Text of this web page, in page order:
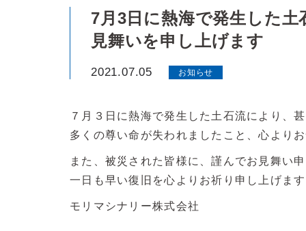
7月3日に熱海で発生した
見舞いを申し上げます
2021.07.05 お知らせ
７月３日に熱海で発生した土石流により、
多くの尊い命が失われましたこと、心より
また、被災された皆様に、謹んでお見舞い申
一日も早い復旧を心よりお祈り申し上げます
モリマシナリー株式会社